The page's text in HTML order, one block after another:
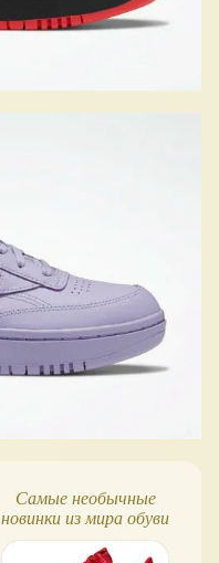
Самые необычные
новинки из мира обуви
конца 2024 года